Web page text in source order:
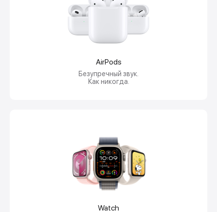
AirPods
Безупречный звук.
Как никогда.
Watch